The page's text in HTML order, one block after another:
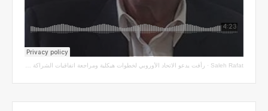
Saleh Rafat
· رأفت يدعو الاتحاد الأوروبي لخطوات هيكلية ومراجعة اتفاقيات الشراكة مع سلطة الاحتلال